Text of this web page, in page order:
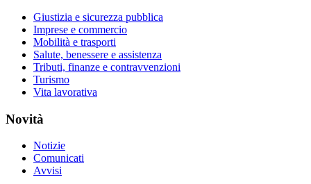
Giustizia e sicurezza pubblica
Imprese e commercio
Mobilità e trasporti
Salute, benessere e assistenza
Tributi, finanze e contravvenzioni
Turismo
Vita lavorativa
Novità
Notizie
Comunicati
Avvisi